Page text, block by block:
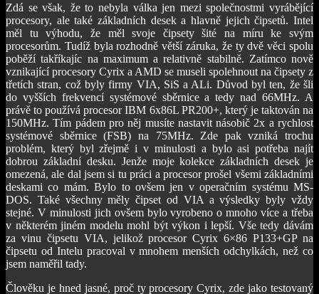
Zdá se však, že to nebyla válka jen mezi společnostmi vyrábějící
procesory, ale také základních desek a hlavně jejich čipsetů. Intel
měl tu výhodu, že měl svoje čipsety šité na míru ke svým
procesorům. Tudíž byla rozhodně větší záruka, že ty dvě věci spolu
poběží takříkajíc na maximum a relativně stabilně. Zatímco nově
vznikající procesory Cyrix a AMD se museli spolehnout na čipsety z
třetích stran, což byly firmy VIA, SiS a ALi. Důvod byl ten, že šli
do vyšších frekvencí systémové sběrnice a tedy nad 66MHz. A
právě to používá procesor IBM 6x86L PR200+, který je taktován na
150MHz. Tím pádem pro něj musíte nastavit násobič 2x a rychlost
systémové sběrnice (FSB) na 75MHz. Zde pak vzniká trochu
problém, který byl zřejmě i v minulosti a bylo asi potřeba najít
dobrou základní desku. Jenže moje kolekce základních desek je
omezená, ale dal jsem si tu práci a procesor prošel všemi základními
deskami co mám. Bylo to ovšem jen v operačním systému MS-
DOS. Také všechny měly čipset od VIA a výsledky byly vždy
stejné. V minulosti jich ovšem bylo vyrobeno o mnoho více a třeba
v některém jiném modelu mohl být výkon i lepší. Vše tedy dávám
za vinu čipsetu VIA, jelikož procesor Cyrix 6×86 P133+GP na
čipsetu od Intelu pracoval v mnohem menších odchylkách, než co
jsem naměřil tady.
Člověku je hned jasné, proč ty procesory Cyrix, zde jako testovaný